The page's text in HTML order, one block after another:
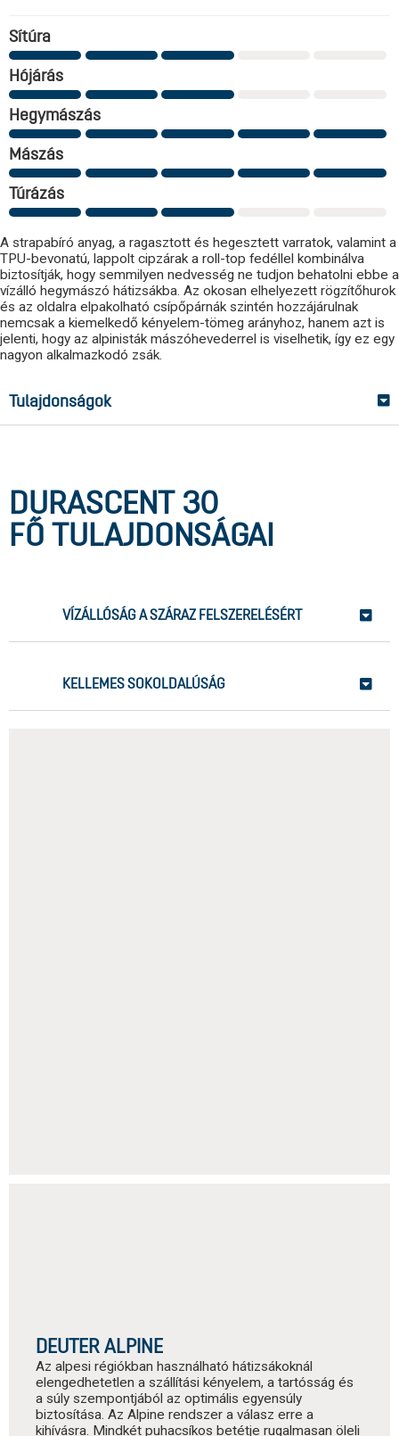
A strapabíró anyag, a ragasztott és hegesztett varratok, valamint a
TPU-bevonatú, lappolt cipzárak a roll-top fedéllel kombinálva
biztosítják, hogy semmilyen nedvesség ne tudjon behatolni ebbe a
vízálló hegymászó hátizsákba. Az okosan elhelyezett rögzítőhurok
és az oldalra elpakolható csípőpárnák szintén hozzájárulnak
nemcsak a kiemelkedő kényelem-tömeg arányhoz, hanem azt is
jelenti, hogy az alpinisták mászóhevederrel is viselhetik, így ez egy
nagyon alkalmazkodó zsák.
Tulajdonságok
Sítúra
Hójárás
Hegymászás
Mászás
Túrázás
DURASCENT 30
FŐ TULAJDONSÁGAI
VÍZÁLLÓSÁG A SZÁRAZ FELSZERELÉSÉRT
KELLEMES SOKOLDALÚSÁG
DEUTER ALPINE
Az alpesi régiókban használható hátizsákoknál
elengedhetetlen a szállítási kényelem, a tartósság és
a súly szempontjából az optimális egyensúly
biztosítása. Az Alpine rendszer a válasz erre a
kihívásra. Mindkét puhacsíkos betétje rugalmasan öleli